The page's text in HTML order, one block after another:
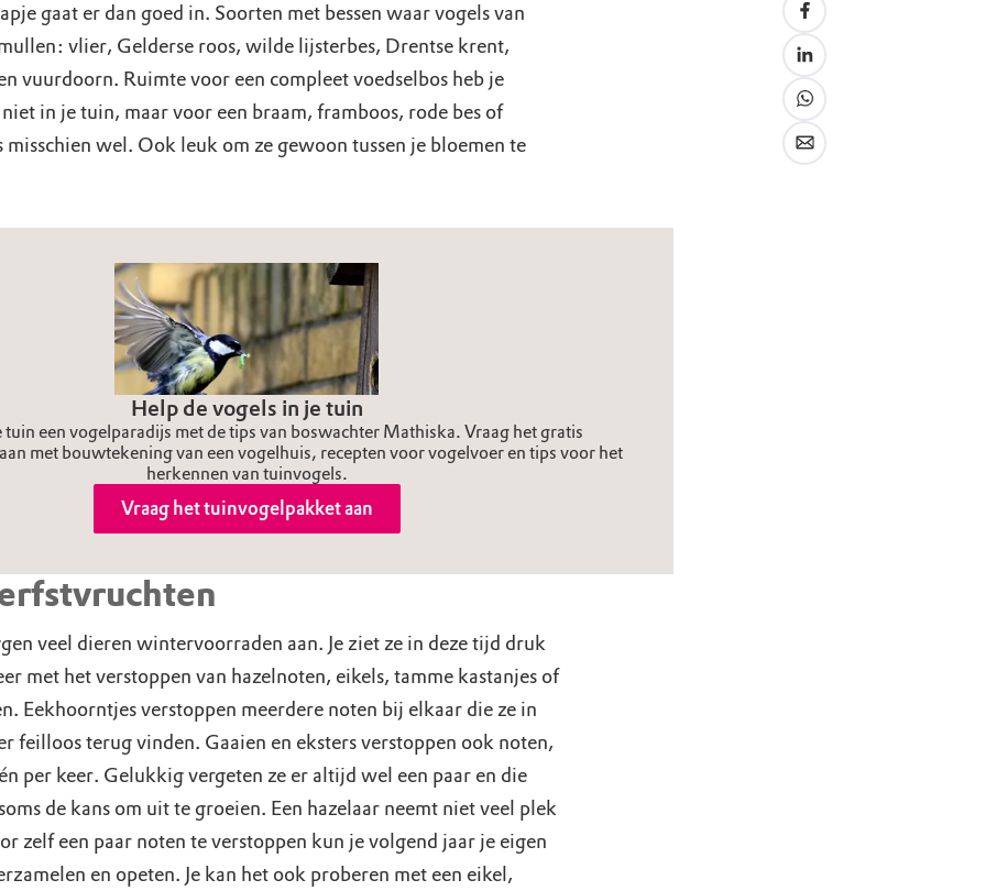
gaat er dan goed in. Soorten met bessen waar vogels van
vlier, Gelderse roos, wilde lijsterbes, Drentse krent,
vuurdoorn. Ruimte voor een compleet voedselbos heb je
in je tuin, maar voor een braam, framboos, rode bes of
misschien wel. Ook leuk om ze gewoon tussen je bloemen te
Help de vogels in je tuin
tuin een vogelparadijs met de tips van boswachter Mathiska. Vraag het gratis
met bouwtekening van een vogelhuis, recepten voor vogelvoer en tips voor het
herkennen van tuinvogels.
Vraag het tuinvogelpakket aan
veel dieren wintervoorraden aan. Je ziet ze in deze tijd druk
met het verstoppen van hazelnoten, eikels, tamme kastanjes of
Eekhoorntjes verstoppen meerdere noten bij elkaar die ze in
feilloos terug vinden. Gaaien en eksters verstoppen ook noten,
per keer. Gelukkig vergeten ze er altijd wel een paar en die
de kans om uit te groeien. Een hazelaar neemt niet veel plek
zelf een paar noten te verstoppen kun je volgend jaar je eigen
en opeten. Je kan het ook proberen met een eikel,